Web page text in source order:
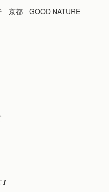
京都 GOOD NATURE
𝑰